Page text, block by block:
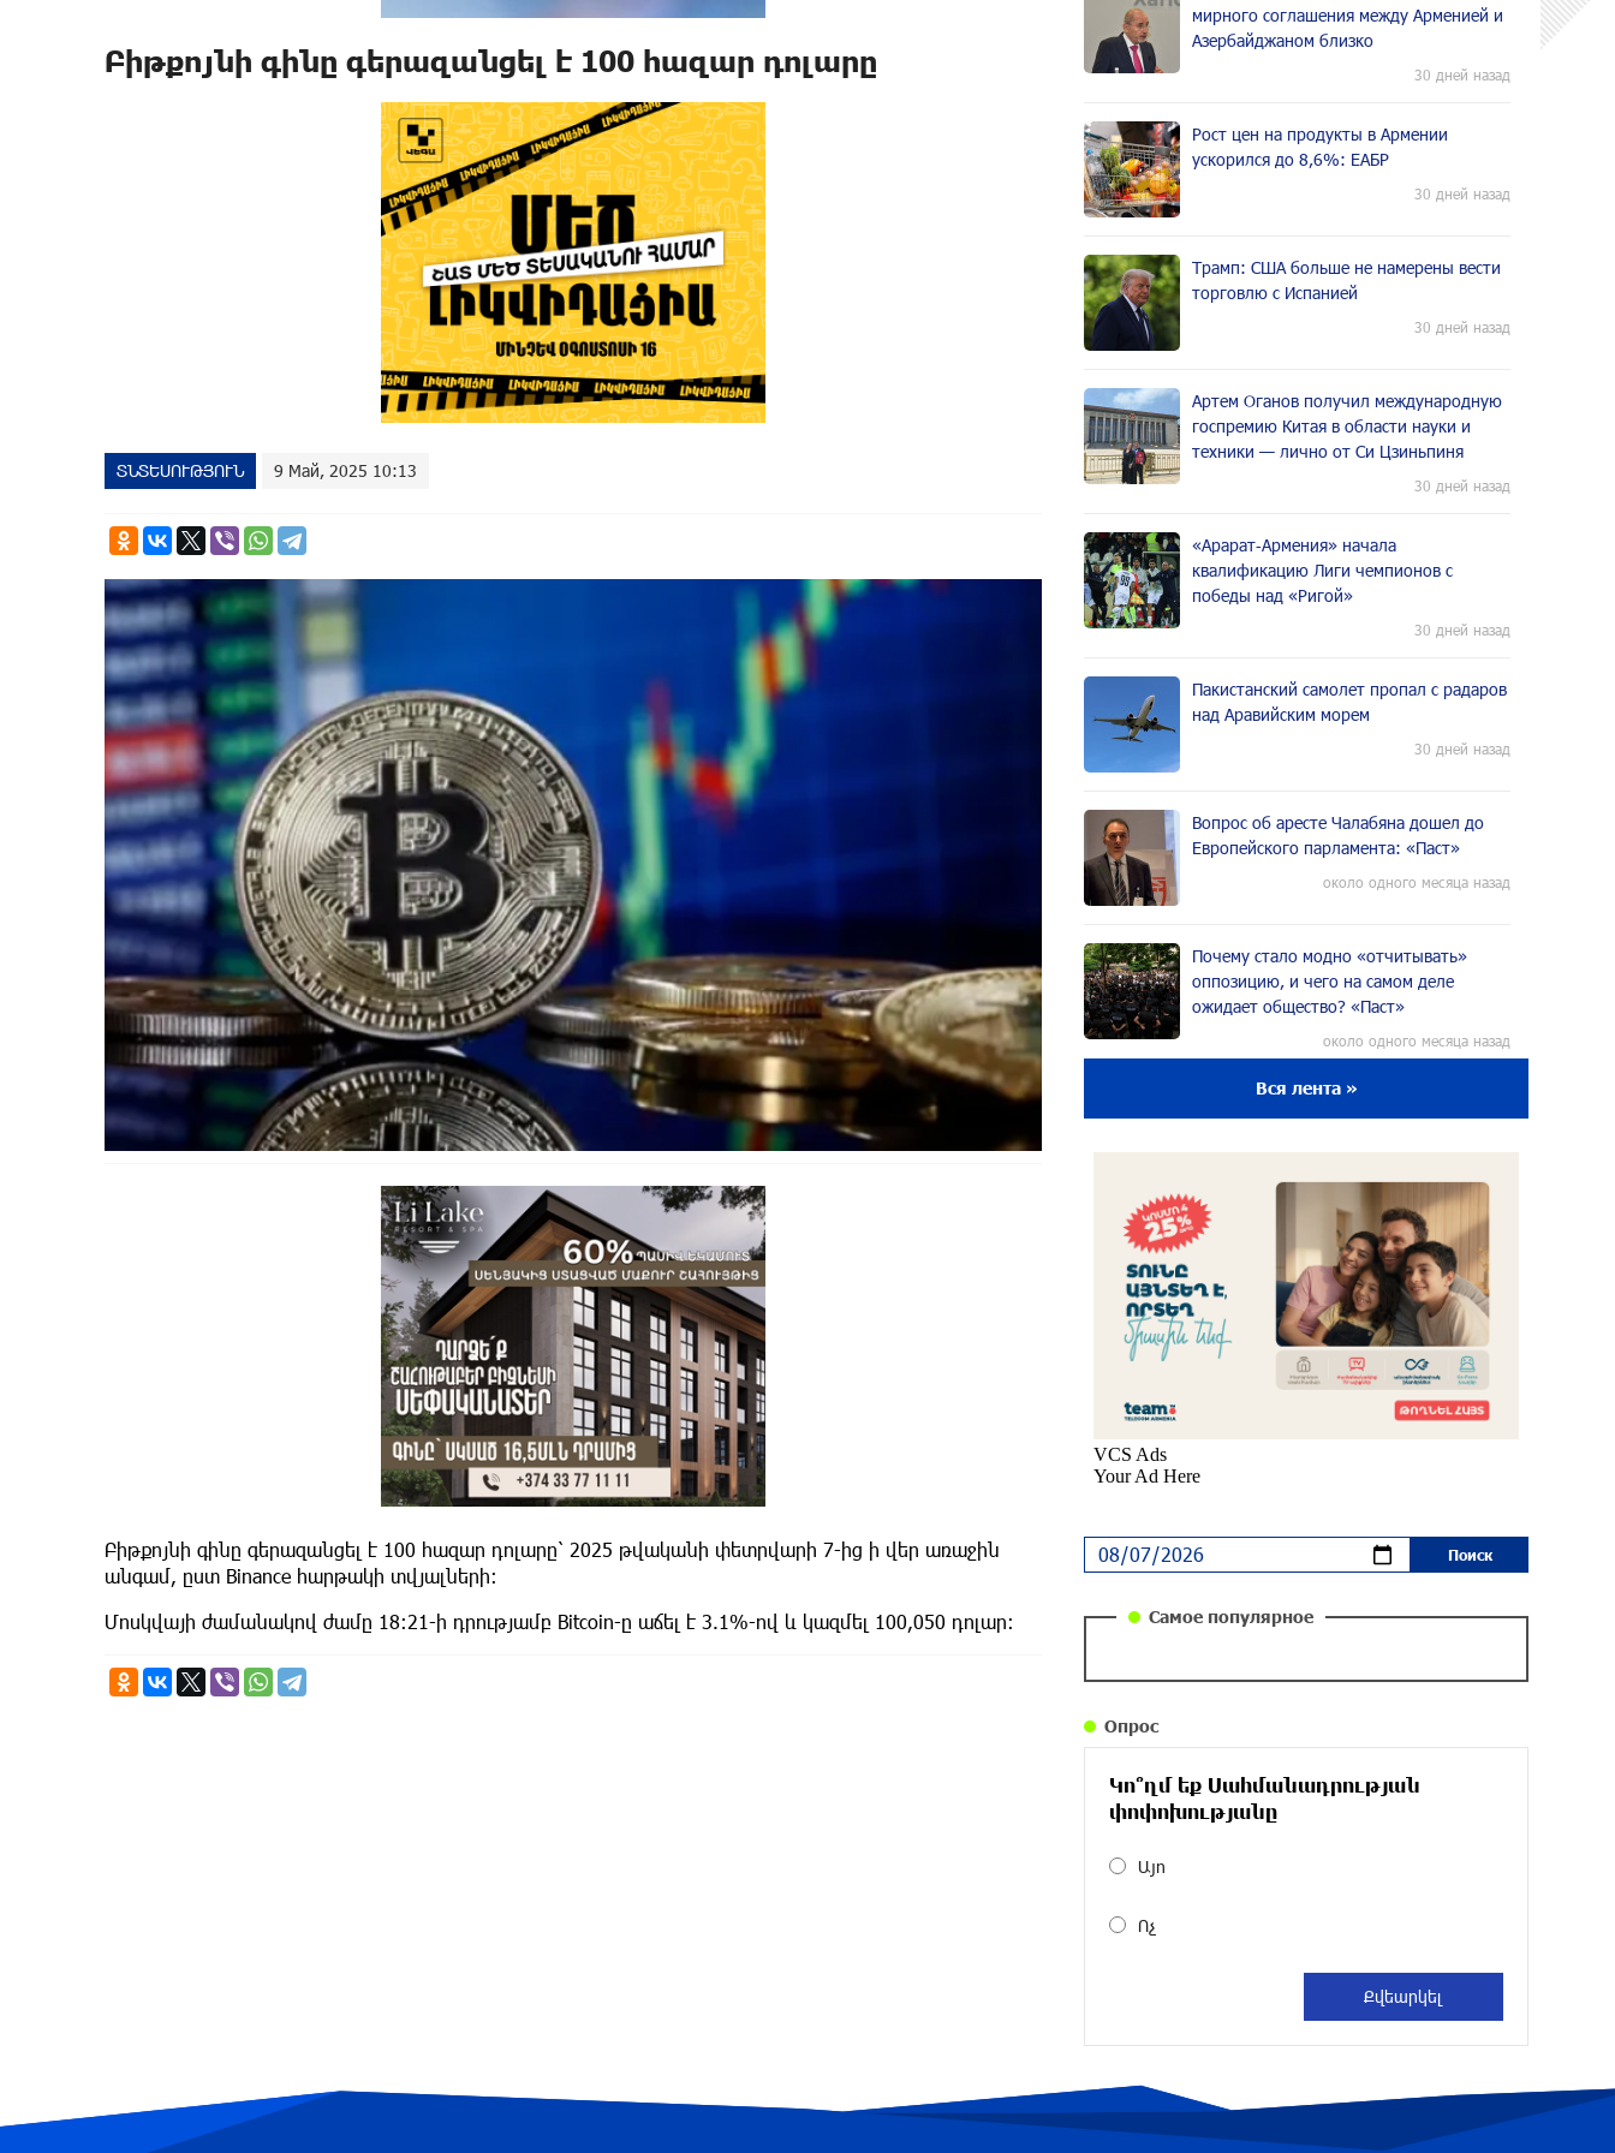
Բիթքոյնի գինը գերազանցել է 100 հազար դոլարը
ՏՆՏԵՍՈՒԹՅՈՒՆ 9 Май, 2025 10:13
Բիթքոյնի գինը գերազանցել է 100 հազար դոլարը՝ 2025 թվականի փետրվարի 7-ից ի վեր առաջին
անգամ, ըստ Binance հարթակի տվյալների։
Մոսկվայի ժամանակով ժամը 18:21-ի դրությամբ Bitcoin-ը աճել է 3.1%-ով և կազմել 100,050 դոլար։
мирного соглашения между Арменией и
Азербайджаном близко
30 дней назад
Рост цен на продукты в Армении
ускорился до 8,6%: ЕАБР
30 дней назад
Трамп: США больше не намерены вести
торговлю с Испанией
30 дней назад
Артем Оганов получил международную
госпремию Китая в области науки и
техники — лично от Си Цзиньпиня
30 дней назад
«Арарат‑Армения» начала
квалификацию Лиги чемпионов с
победы над «Ригой»
30 дней назад
Пакистанский самолет пропал с радаров
над Аравийским морем
30 дней назад
Вопрос об аресте Чалабяна дошел до
Европейского парламента: «Паст»
около одного месяца назад
Почему стало модно «отчитывать»
оппозицию, и чего на самом деле
ожидает общество? «Паст»
около одного месяца назад
Ложная дилемма мандатов: почему тема
парламентского бойкота оппозиции -
около одного месяца назад
Правовой терроризм как начало
падения власти: пример Гагика
Царукяна и горькие уроки истории:
«Паст»
около одного месяца назад
Размик Марукян стал обладателем
«Росатом» готов построить новые АЭС,
Оппозиция Грузии отказалась от
мандатов и получила обратный
эффект: Нарек Карапетян
Российская теннисистка Алина Чараева
будет представлять Армению
Вся лента »
Самое популярное
Опрос
Կո՞ղմ եք Սահմանադրության
փոփոխությանը
Այո
Ոչ